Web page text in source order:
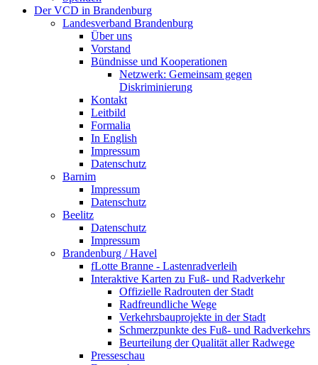
Der VCD in Brandenburg
Landesverband Brandenburg
Über uns
Vorstand
Bündnisse und Kooperationen
Netzwerk: Gemeinsam gegen
Diskriminierung
Kontakt
Leitbild
Formalia
In English
Impressum
Datenschutz
Barnim
Impressum
Datenschutz
Beelitz
Datenschutz
Impressum
Brandenburg / Havel
fLotte Branne - Lastenradverleih
Interaktive Karten zu Fuß- und Radverkehr
Offizielle Radrouten der Stadt
Radfreundliche Wege
Verkehrsbauprojekte in der Stadt
Schmerzpunkte des Fuß- und Radverkehrs
Beurteilung der Qualität aller Radwege
Presseschau